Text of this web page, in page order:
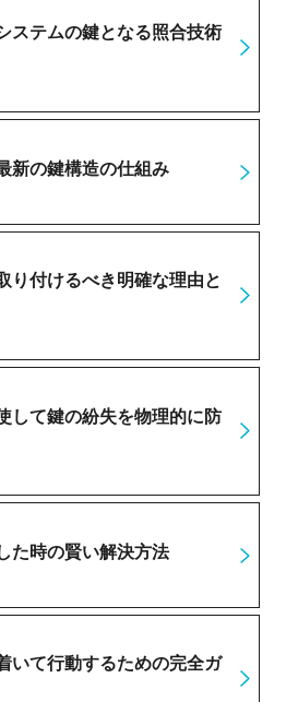
ステムの鍵となる照合技術
新の鍵構造の仕組み
り付けるべき明確な理由と
して鍵の紛失を物理的に防
た時の賢い解決方法
いて行動するための完全ガ